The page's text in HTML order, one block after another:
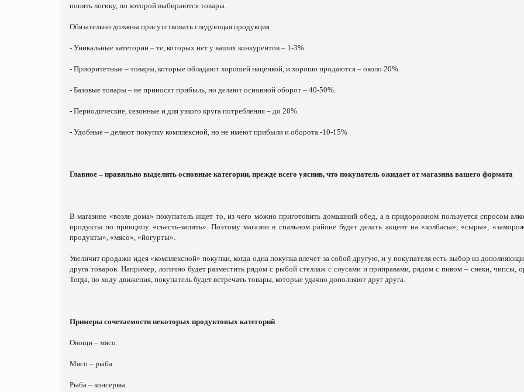
понять логику, по которой выбираются товары.
Обязательно должны присутствовать следующая продукция.
- Уникальные категории – те, которых нет у ваших конкурентов – 1-3%.
- Приоритетные – товары, которые обладают хорошей наценкой, и хорошо продаются – около 20%.
- Базовые товары – не приносят прибыль, но делают основной оборот – 40-50%.
- Периодические, сезонные и для узкого круга потребления – до 20%.
- Удобные – делают покупку комплексной, но не имеют прибыли и оборота -10-15% .
Главное – правильно выделить основные категории, прежде всего уяснив, что покупатель ожидает от магазина вашего формата
В магазине «возле дома» покупатель ищет то, из чего можно приготовить домашний обед, а в придорожном пользуется спросом
продукты по принципу «съесть-запить». Поэтому магазин в спальном районе будет делать акцент на «колбасы», «сыры»,
продукты», «мясо», «йогурты».
Увеличит продажи идея «комплексной» покупки, когда одна покупка влечет за собой другую, и у покупателя есть выбор из
друга товаров. Например, логично будет разместить рядом с рыбой стеллаж с соусами и приправами, рядом с пивом – снеки, чипсы,
Тогда, по ходу движения, покупатель будет встречать товары, которые удачно дополняют друг друга.
Примеры сочетаемости некоторых продуктовых категорий
Овощи – мясо.
Мясо – рыба.
Рыба – консервы.